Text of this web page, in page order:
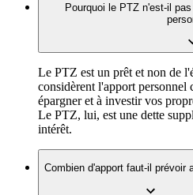
Pourquoi le PTZ n'est-il
Le PTZ est un prêt et non de
considèrent l'apport personnel
épargner et à investir vos
Le PTZ, lui, est une dette
intérêt.
Combien d'apport faut-il prévoir